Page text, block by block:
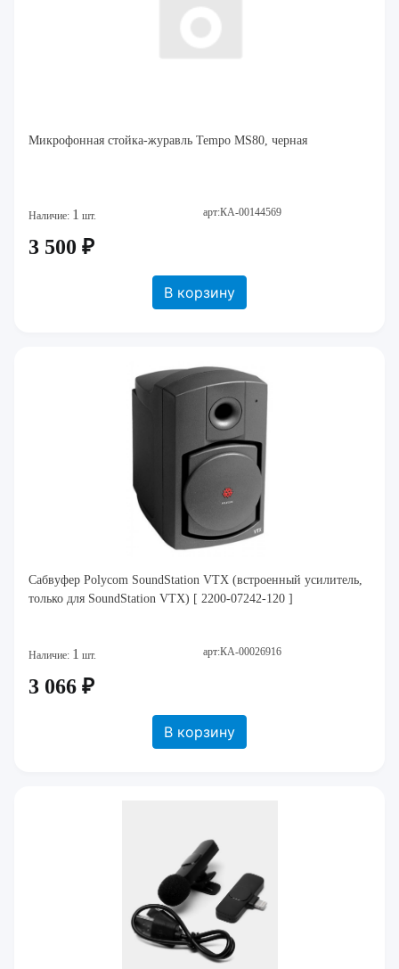
Микрофонная стойка-журавль Tempo MS80, черная
Наличие: 1 шт. арт:КА-00144569
3 500 ₽
В корзину
Сабвуфер Polycom SoundStation VTX (встроенный усилитель,
только для SoundStation VTX) [ 2200-07242-120 ]
Наличие: 1 шт. арт:КА-00026916
3 066 ₽
В корзину